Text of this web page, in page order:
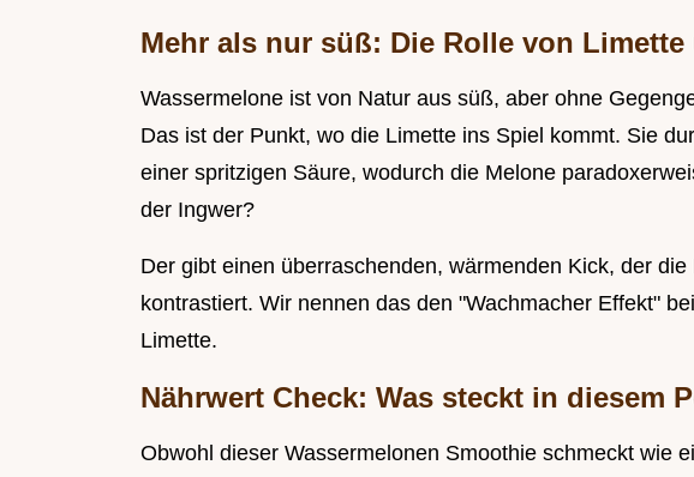
Mehr als nur süß: Die Rolle von
Wassermelone ist von Natur aus süß, aber ohne
Das ist der Punkt, wo die Limette ins Spiel kommt. Sie
einer spritzigen Säure, wodurch die Melone
der Ingwer?
Der gibt einen überraschenden, wärmenden Kick, der
kontrastiert. Wir nennen das den "Wachmacher Effekt"
Limette.
Nährwert Check: Was steckt in diesem
Obwohl dieser Wassermelonen Smoothie schmeckt wie